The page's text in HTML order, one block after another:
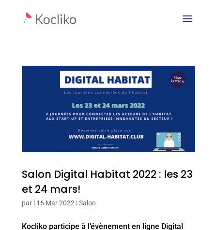
Salon Digital Habitat 2022 : les 23
et 24 mars!
par | 16 Mar 2022 |Salon
Kocliko participe à l’évènement en ligne Digital